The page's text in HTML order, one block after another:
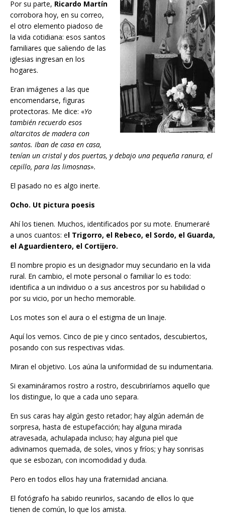
Por su parte, Ricardo Martín
corrobora hoy, en su correo,
el otro elemento piadoso de
la vida cotidiana: esos santos
familiares que saliendo de las
iglesias ingresan en los
hogares.
Eran imágenes a las que
encomendarse, figuras
protectoras. Me dice: «Yo
también recuerdo esos
altarcitos de madera con
santos. Iban de casa en casa,
tenían un cristal y dos puertas, y debajo una pequeña ranura, el
cepillo, para las limosnas».
El pasado no es algo inerte.
Ocho. Ut pictura poesis
Ahí los tienen. Muchos, identificados por su mote. Enumeraré
a unos cuantos: el Trigorro, el Rebeco, el Sordo, el Guarda,
el Aguardientero, el Cortijero.
El nombre propio es un designador muy secundario en la vida
rural. En cambio, el mote personal o familiar lo es todo:
identifica a un individuo o a sus ancestros por su habilidad o
por su vicio, por un hecho memorable.
Los motes son el aura o el estigma de un linaje.
Aquí los vemos. Cinco de pie y cinco sentados, descubiertos,
posando con sus respectivas vidas.
Miran el objetivo. Los aúna la uniformidad de su indumentaria.
Si examináramos rostro a rostro, descubriríamos aquello que
los distingue, lo que a cada uno separa.
En sus caras hay algún gesto retador; hay algún ademán de
sorpresa, hasta de estupefacción; hay alguna mirada
atravesada, achulapada incluso; hay alguna piel que
adivinamos quemada, de soles, vinos y fríos; y hay sonrisas
que se esbozan, con incomodidad y duda.
Pero en todos ellos hay una fraternidad anciana.
El fotógrafo ha sabido reunirlos, sacando de ellos lo que
tienen de común, lo que los amista.